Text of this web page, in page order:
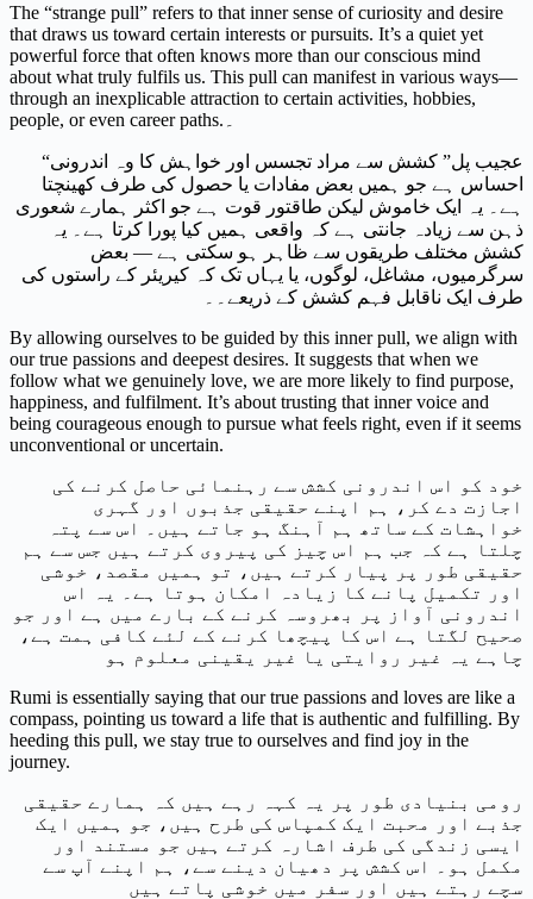
The “strange pull” refers to that inner sense of curiosity and desire
that draws us toward certain interests or pursuits. It’s a quiet yet
powerful force that often knows more than our conscious mind
about what truly fulfils us. This pull can manifest in various ways—
through an inexplicable attraction to certain activities, hobbies,
“عجیب پل” کشش سے مراد تجسس اور خواہش کا وہ اندرونی
احساس ہے جو ہمیں بعض مفادات یا حصول کی طرف کھینچتا
ہے۔ یہ ایک خاموش لیکن طاقتور قوت ہے جو اکثر ہمارے شعوری
ذہن سے زیادہ جانتی ہے کہ واقعی ہمیں کیا پورا کرتا ہے۔ یہ
کشش مختلف طریقوں سے ظاہر ہو سکتی ہے — بعض
سرگرمیوں، مشاغل، لوگوں، یا یہاں تک کہ کیریئر کے راستوں کی
طرف ایک ناقابل فہم کشش کے ذریعے۔۔
By allowing ourselves to be guided by this inner pull, we align with
our true passions and deepest desires. It suggests that when we
follow what we genuinely love, we are more likely to find purpose,
happiness, and fulfilment. It’s about trusting that inner voice and
being courageous enough to pursue what feels right, even if it seems
unconventional or uncertain.
خود کو اس اندرونی کشش سے رہنمائی حاصل کرنے کی
اجازت دے کر، ہم اپنے حقیقی جذبوں اور گہری
خواہشات کے ساتھ ہم آہنگ ہو جاتے ہیں۔ اس سے پتہ
چلتا ہے کہ جب ہم اس چیز کی پیروی کرتے ہیں جس سے ہم
حقیقی طور پر پیار کرتے ہیں، تو ہمیں مقصد، خوشی
اور تکمیل پانے کا زیادہ امکان ہوتا ہے۔ یہ اس
اندرونی آواز پر بھروسہ کرنے کے بارے میں ہے اور جو
صحیح لگتا ہے اس کا پیچھا کرنے کے لئے کافی ہمت ہے،
چاہے یہ غیر روایتی یا غیر یقینی معلوم ہو
Rumi is essentially saying that our true passions and loves are like a
compass, pointing us toward a life that is authentic and fulfilling. By
heeding this pull, we stay true to ourselves and find joy in the
journey.
رومی بنیادی طور پر یہ کہہ رہے ہیں کہ ہمارے حقیقی
جذبے اور محبت ایک کمپاس کی طرح ہیں، جو ہمیں ایک
ایسی زندگی کی طرف اشارہ کرتے ہیں جو مستند اور
مکمل ہو۔ اس کشش پر دھیان دینے سے، ہم اپنے آپ سے
سچے رہتے ہیں اور سفر میں خوشی پاتے ہیں